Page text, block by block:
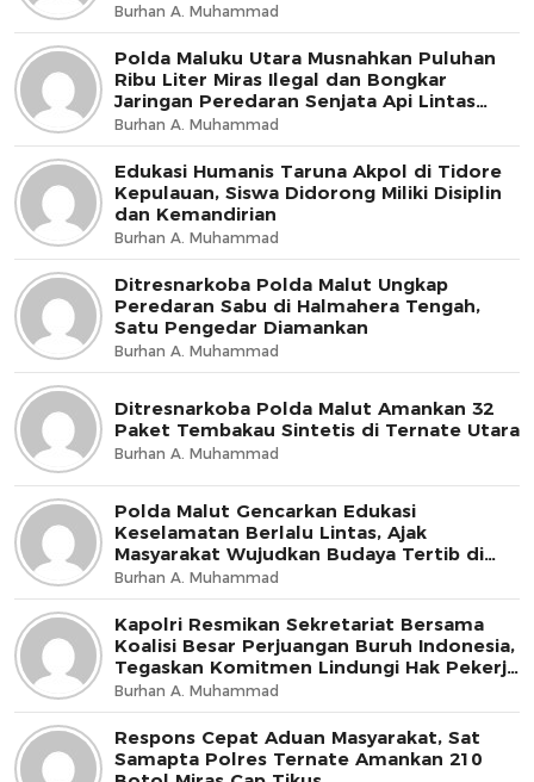
Burhan A. Muhammad
Polda Maluku Utara Musnahkan Puluhan
Ribu Liter Miras Ilegal dan Bongkar
Jaringan Peredaran Senjata Api Lintas
Negara
Burhan A. Muhammad
Edukasi Humanis Taruna Akpol di Tidore
Kepulauan, Siswa Didorong Miliki Disiplin
dan Kemandirian
Burhan A. Muhammad
Ditresnarkoba Polda Malut Ungkap
Peredaran Sabu di Halmahera Tengah,
Satu Pengedar Diamankan
Burhan A. Muhammad
Ditresnarkoba Polda Malut Amankan 32
Paket Tembakau Sintetis di Ternate Utara
Burhan A. Muhammad
Polda Malut Gencarkan Edukasi
Keselamatan Berlalu Lintas, Ajak
Masyarakat Wujudkan Budaya Tertib di
Jalan
Burhan A. Muhammad
Kapolri Resmikan Sekretariat Bersama
Koalisi Besar Perjuangan Buruh Indonesia,
Tegaskan Komitmen Lindungi Hak Pekerja
dan Jaga Iklim Investasi
Burhan A. Muhammad
Respons Cepat Aduan Masyarakat, Sat
Samapta Polres Ternate Amankan 210